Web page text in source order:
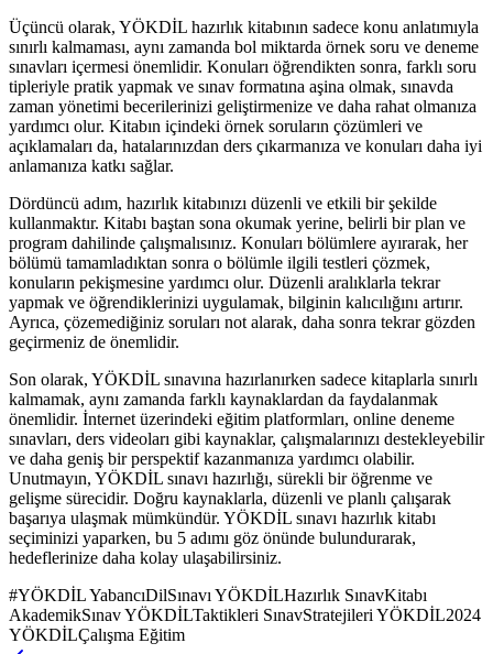
Üçüncü olarak, YÖKDİL hazırlık kitabının sadece konu anlatımıyla
sınırlı kalmaması, aynı zamanda bol miktarda örnek soru ve deneme
sınavları içermesi önemlidir. Konuları öğrendikten sonra, farklı soru
tipleriyle pratik yapmak ve sınav formatına aşina olmak, sınavda
zaman yönetimi becerilerinizi geliştirmenize ve daha rahat olmanıza
yardımcı olur. Kitabın içindeki örnek soruların çözümleri ve
açıklamaları da, hatalarınızdan ders çıkarmanıza ve konuları daha iyi
anlamanıza katkı sağlar.
Dördüncü adım, hazırlık kitabınızı düzenli ve etkili bir şekilde
kullanmaktır. Kitabı baştan sona okumak yerine, belirli bir plan ve
program dahilinde çalışmalısınız. Konuları bölümlere ayırarak, her
bölümü tamamladıktan sonra o bölümle ilgili testleri çözmek,
konuların pekişmesine yardımcı olur. Düzenli aralıklarla tekrar
yapmak ve öğrendiklerinizi uygulamak, bilginin kalıcılığını artırır.
Ayrıca, çözemediğiniz soruları not alarak, daha sonra tekrar gözden
geçirmeniz de önemlidir.
Son olarak, YÖKDİL sınavına hazırlanırken sadece kitaplarla sınırlı
kalmamak, aynı zamanda farklı kaynaklardan da faydalanmak
önemlidir. İnternet üzerindeki eğitim platformları, online deneme
sınavları, ders videoları gibi kaynaklar, çalışmalarınızı destekleyebilir
ve daha geniş bir perspektif kazanmanıza yardımcı olabilir.
Unutmayın, YÖKDİL sınavı hazırlığı, sürekli bir öğrenme ve
gelişme sürecidir. Doğru kaynaklarla, düzenli ve planlı çalışarak
başarıya ulaşmak mümkündür. YÖKDİL sınavı hazırlık kitabı
seçiminizi yaparken, bu 5 adımı göz önünde bulundurarak,
hedeflerinize daha kolay ulaşabilirsiniz.
#YÖKDİL YabancıDilSınavı YÖKDİLHazırlık SınavKitabı
AkademikSınav YÖKDİLTaktikleri SınavStratejileri YÖKDİL2024
YÖKDİLÇalışma Eğitim